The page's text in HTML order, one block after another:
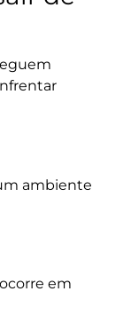
ambiente
em